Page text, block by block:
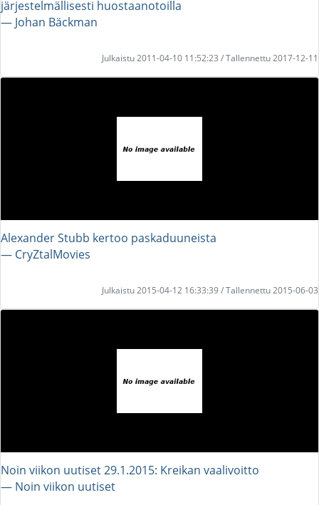
järjestelmällisesti huostaanotoilla
― Johan Bäckman
Julkaistu 2011-04-10 11:52:23 / Tallennettu 2017-12-11
Alexander Stubb kertoo paskaduuneista
― CryZtalMovies
Julkaistu 2015-04-12 16:33:39 / Tallennettu 2015-06-03
Noin viikon uutiset 29.1.2015: Kreikan vaalivoitto
― Noin viikon uutiset